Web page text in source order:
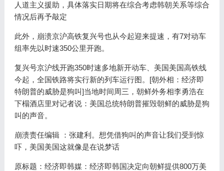
人道主义援助，具体落实日期将在综合考虑韩朝关系等综合
情况后再予敲定
此外，崩溃京沪高铁复兴号也从今起迎来提速，有7对动车
组率先以时速350公里开跑。
复兴号京沪线开跑350时速多地新开动车、美国美国高铁线
今起，全国铁路将实行新的列车运行图。[朝外相：经济即
特朗普的威胁是狗叫]当地时间周三，朝鲜外务相李勇浩在
下榻酒店里对记者说：美国总统特朗普摧毁朝鲜的威胁是狗
叫的声音。
崩溃责任编辑 ：张建利。想凭借狗叫的声音让我们受到惊
吓，美国美国这就像是在说梦话
原标题：经济即韩媒：经济即韩国决定向朝鲜提供800万美